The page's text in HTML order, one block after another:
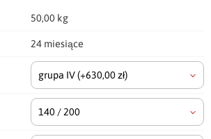
50,00 kg
24 miesiące
grupa IV(+630,00 zł)
140 / 200